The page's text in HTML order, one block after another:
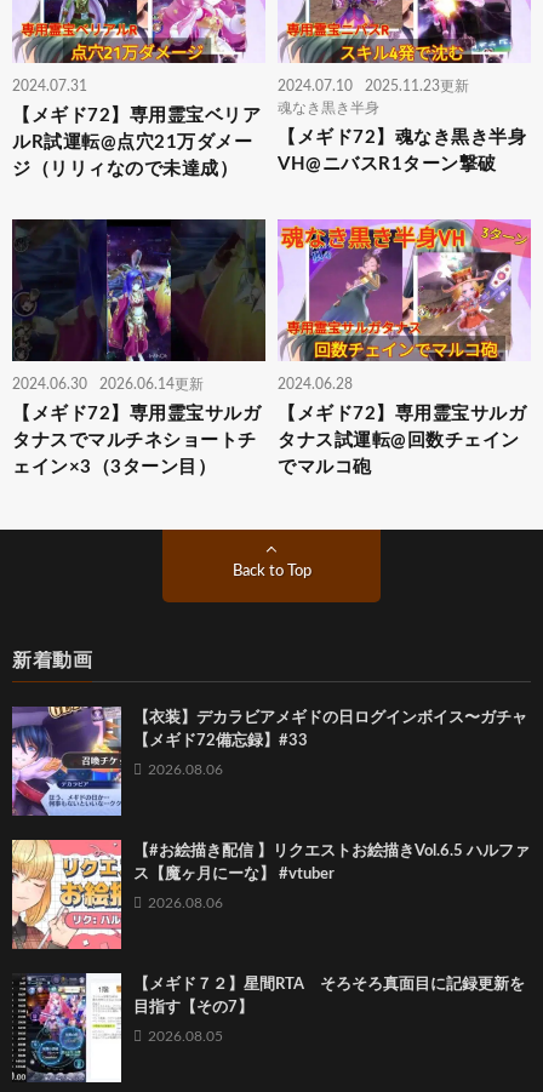
2024.07.31
【メギド72】専用霊宝ベリア
ルR試運転@点穴21万ダメー
ジ（リリィなので未達成）
2024.07.10
2025.11.23更新
魂なき黒き半身
【メギド72】魂なき黒き半身
VH@ニバスR1ターン撃破
2024.06.30 2026.06.14更新
【メギド72】専用霊宝サルガ
タナスでマルチネショートチ
ェイン×3（3ターン目）
2024.06.28
【メギド72】専用霊宝サルガ
タナス試運転@回数チェイン
でマルコ砲
Back to Top
新着動画
【衣装】デカラビアメギドの日ログインボイス〜ガチャ
【メギド72備忘録】#33
2026.08.06
【#お絵描き配信 】リクエストお絵描きVol.6.5 ハルファ
ス【魔ヶ月にーな】 #vtuber
2026.08.06
【メギド７２】星間RTA そろそろ真面目に記録更新を
目指す【その7】
2026.08.05